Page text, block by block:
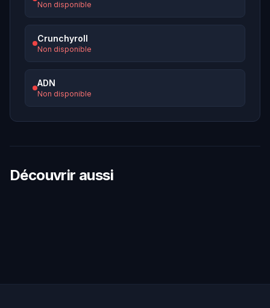
Non disponible
Crunchyroll
Non disponible
ADN
Non disponible
Découvrir aussi